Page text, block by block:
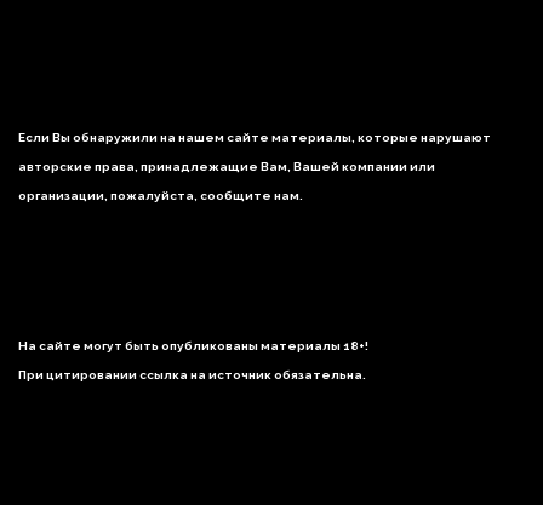
Если Вы обнаружили на нашем сайте материалы, которые нарушают
авторские права, принадлежащие Вам, Вашей компании или
организации, пожалуйста, сообщите нам.
На сайте могут быть опубликованы материалы 18+!
При цитировании ссылка на источник обязательна.